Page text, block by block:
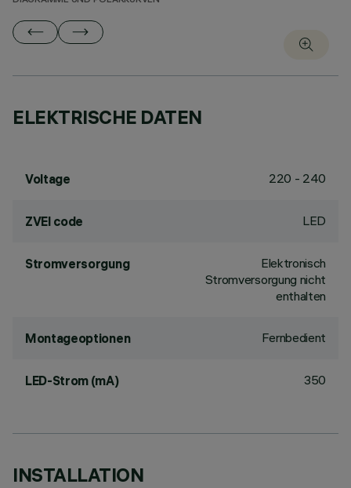
ELEKTRISCHE DATEN
Voltage 220 - 240
ZVEI code LED
Stromversorgung
Elektronisch
Stromversorgung nicht
enthalten
Montageoptionen Fernbedient
LED-Strom (mA) 350
INSTALLATION